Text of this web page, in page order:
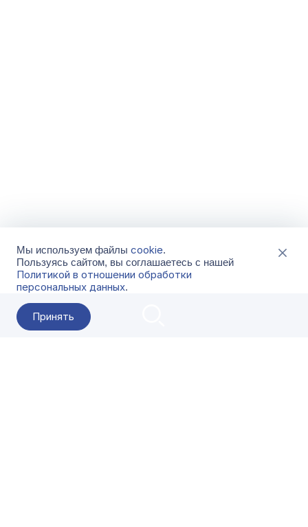
Мы используем файлы cookie.
Пользуясь сайтом, вы соглашаетесь с нашей
Политикой в отношении обработки
персональных данных.
Принять